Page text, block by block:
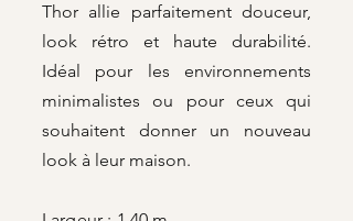
Thor allie parfaitement douceur,
look rétro et haute durabilité.
Idéal pour les environnements
minimalistes ou pour ceux qui
souhaitent donner un nouveau
look à leur maison.